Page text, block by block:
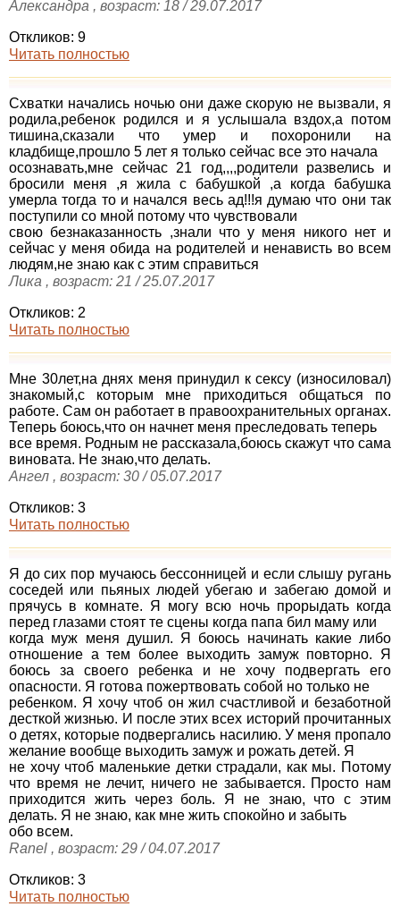
Александра , возраст: 18 / 29.07.2017
Откликов: 9
Читать полностью
Схватки начались ночью они даже скорую не вызвали, я
родила,ребенок родился и я услышала вздох,а потом
тишина,сказали что умер и похоронили на
кладбище,прошло 5 лет я только сейчас все это начала
осознавать,мне сейчас 21 год,,,,родители развелись и
бросили меня ,я жила с бабушкой ,а когда бабушка
умерла тогда то и начался весь ад!!!я думаю что они так
поступили со мной потому что чувствовали
свою безнаказанность ,знали что у меня никого нет и
сейчас у меня обида на родителей и ненависть во всем
людям,не знаю как с этим справиться
Лика , возраст: 21 / 25.07.2017
Откликов: 2
Читать полностью
Мне 30лет,на днях меня принудил к сексу (износиловал)
знакомый,с которым мне приходиться общаться по
работе. Сам он работает в правоохранительных органах.
Теперь боюсь,что он начнет меня преследовать теперь
все время. Родным не рассказала,боюсь скажут что сама
виновата. Не знаю,что делать.
Ангел , возраст: 30 / 05.07.2017
Откликов: 3
Читать полностью
Я до сих пор мучаюсь бессонницей и если слышу ругань
соседей или пьяных людей убегаю и забегаю домой и
прячусь в комнате. Я могу всю ночь прорыдать когда
перед глазами стоят те сцены когда папа бил маму или
когда муж меня душил. Я боюсь начинать какие либо
отношение а тем более выходить замуж повторно. Я
боюсь за своего ребенка и не хочу подвергать его
опасности. Я готова пожертвовать собой но только не
ребенком. Я хочу чтоб он жил счастливой и безаботной
десткой жизнью. И после этих всех историй прочитанных
о детях, которые подвергались насилию. У меня пропало
желание вообще выходить замуж и рожать детей. Я
не хочу чтоб маленькие детки страдали, как мы. Потому
что время не лечит, ничего не забывается. Просто нам
приходится жить через боль. Я не знаю, что с этим
делать. Я не знаю, как мне жить спокойно и забыть
обо всем.
Ranel , возраст: 29 / 04.07.2017
Откликов: 3
Читать полностью